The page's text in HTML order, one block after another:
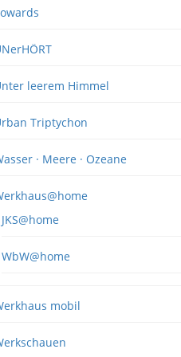
leerem Himmel
Triptychon
· Meere · Ozeane
JKS@home
WbW@home
mobil